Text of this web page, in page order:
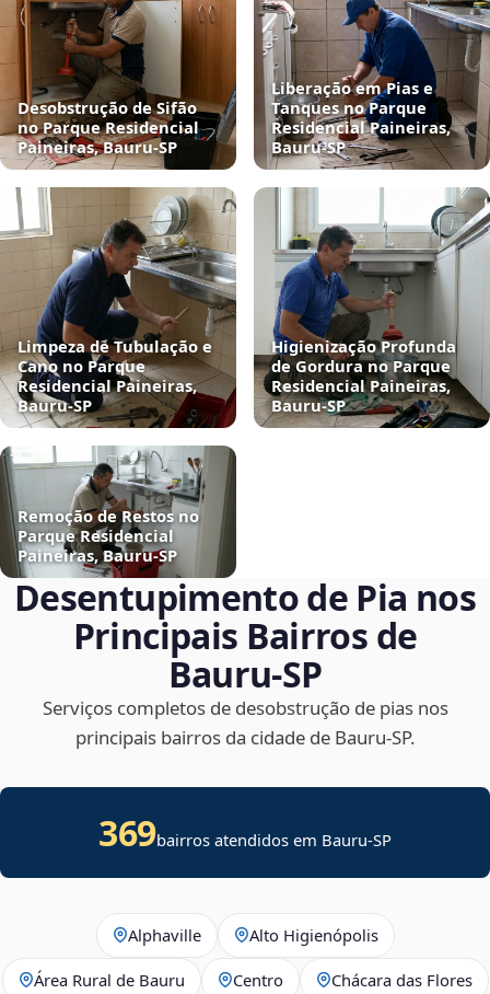
Desobstrução de Sifão
no Parque Residencial
Paineiras, Bauru‑SP
Liberação em Pias e
Tanques no Parque
Residencial Paineiras,
Bauru‑SP
Limpeza de Tubulação e
Cano no Parque
Residencial Paineiras,
Bauru‑SP
Higienização Profunda
de Gordura no Parque
Residencial Paineiras,
Bauru‑SP
Remoção de Restos no
Parque Residencial
Paineiras, Bauru‑SP
Desentupimento de Pia nos
Principais Bairros de
Bauru‑SP
Serviços completos de desobstrução de pias nos
principais bairros da cidade de Bauru‑SP.
369bairros atendidos em Bauru-SP
Alphaville Alto Higienópolis
Área Rural de Bauru Centro Chácara das Flores